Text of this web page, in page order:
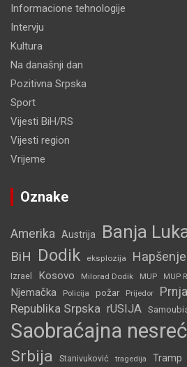
Informacione tehnologije
Intervju
Kultura
Na današnji dan
Pozitivna Srpska
Sport
Vijesti BiH/RS
Vijesti region
Vrijeme
Oznake
Amerika Austrija Banja
BiH Dodik eksplozija Hapšenje
Izrael Kosovo Milorad Dodik MUP MUP
Njemačka Policija požar Prijedor
Republika Srpska rUSIJA
Saobraćajna
Srbija Stanivuković tragedija Tramp